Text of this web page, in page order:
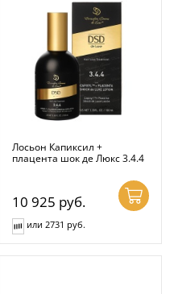
Лосьон Капиксил +
плацента шок де Люкс 3.4.4
10 925 руб.
или 2731 руб.